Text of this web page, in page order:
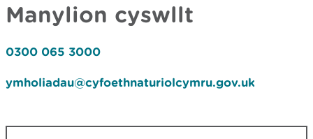
Manylion cyswllt
0300 065 3000
ymholiadau@cyfoethnaturiolcymru.gov.uk